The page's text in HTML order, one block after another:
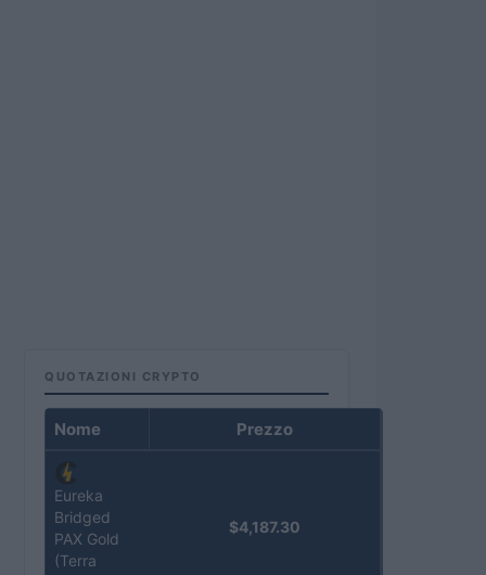
QUOTAZIONI CRYPTO
Nome Prezzo
Eureka
Bridged
PAX Gold
(Terra
$4,187.30